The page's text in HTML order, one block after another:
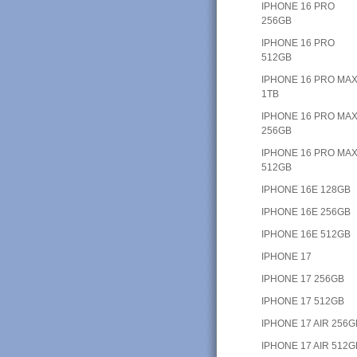
IPHONE 16 PRO
256GB
IPHONE 16 PRO
512GB
IPHONE 16 PRO MAX
1TB
IPHONE 16 PRO MAX
256GB
IPHONE 16 PRO MAX
512GB
IPHONE 16E 128GB
IPHONE 16E 256GB
IPHONE 16E 512GB
IPHONE 17
IPHONE 17 256GB
IPHONE 17 512GB
IPHONE 17 AIR
IPHONE 17 AIR